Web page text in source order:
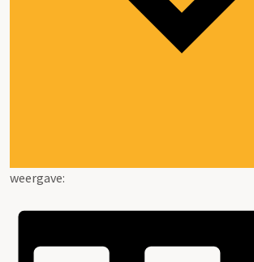
weergave: